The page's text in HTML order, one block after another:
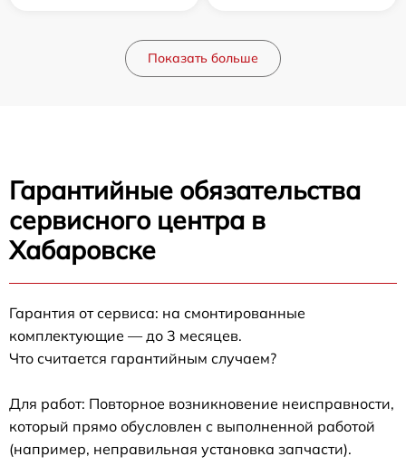
Показать больше
Гарантийные обязательства
сервисного центра в
Хабаровске
Гарантия от сервиса: на смонтированные
комплектующие — до 3 месяцев.
Что считается гарантийным случаем?
Для работ: Повторное возникновение неисправности,
который прямо обусловлен с выполненной работой
(например, неправильная установка запчасти).